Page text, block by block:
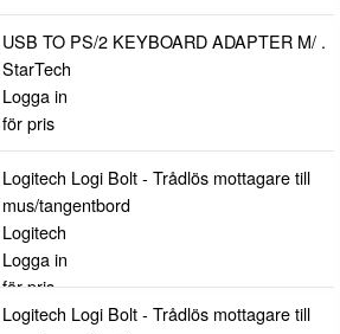
USB TO PS/2 KEYBOARD ADAPTER M/ .
StarTech
Logga in
för pris
Logitech Logi Bolt - Trådlös mottagare till
mus/tangentbord
Logitech
Logga in
för pris
Logitech Logi Bolt - Trådlös mottagare till